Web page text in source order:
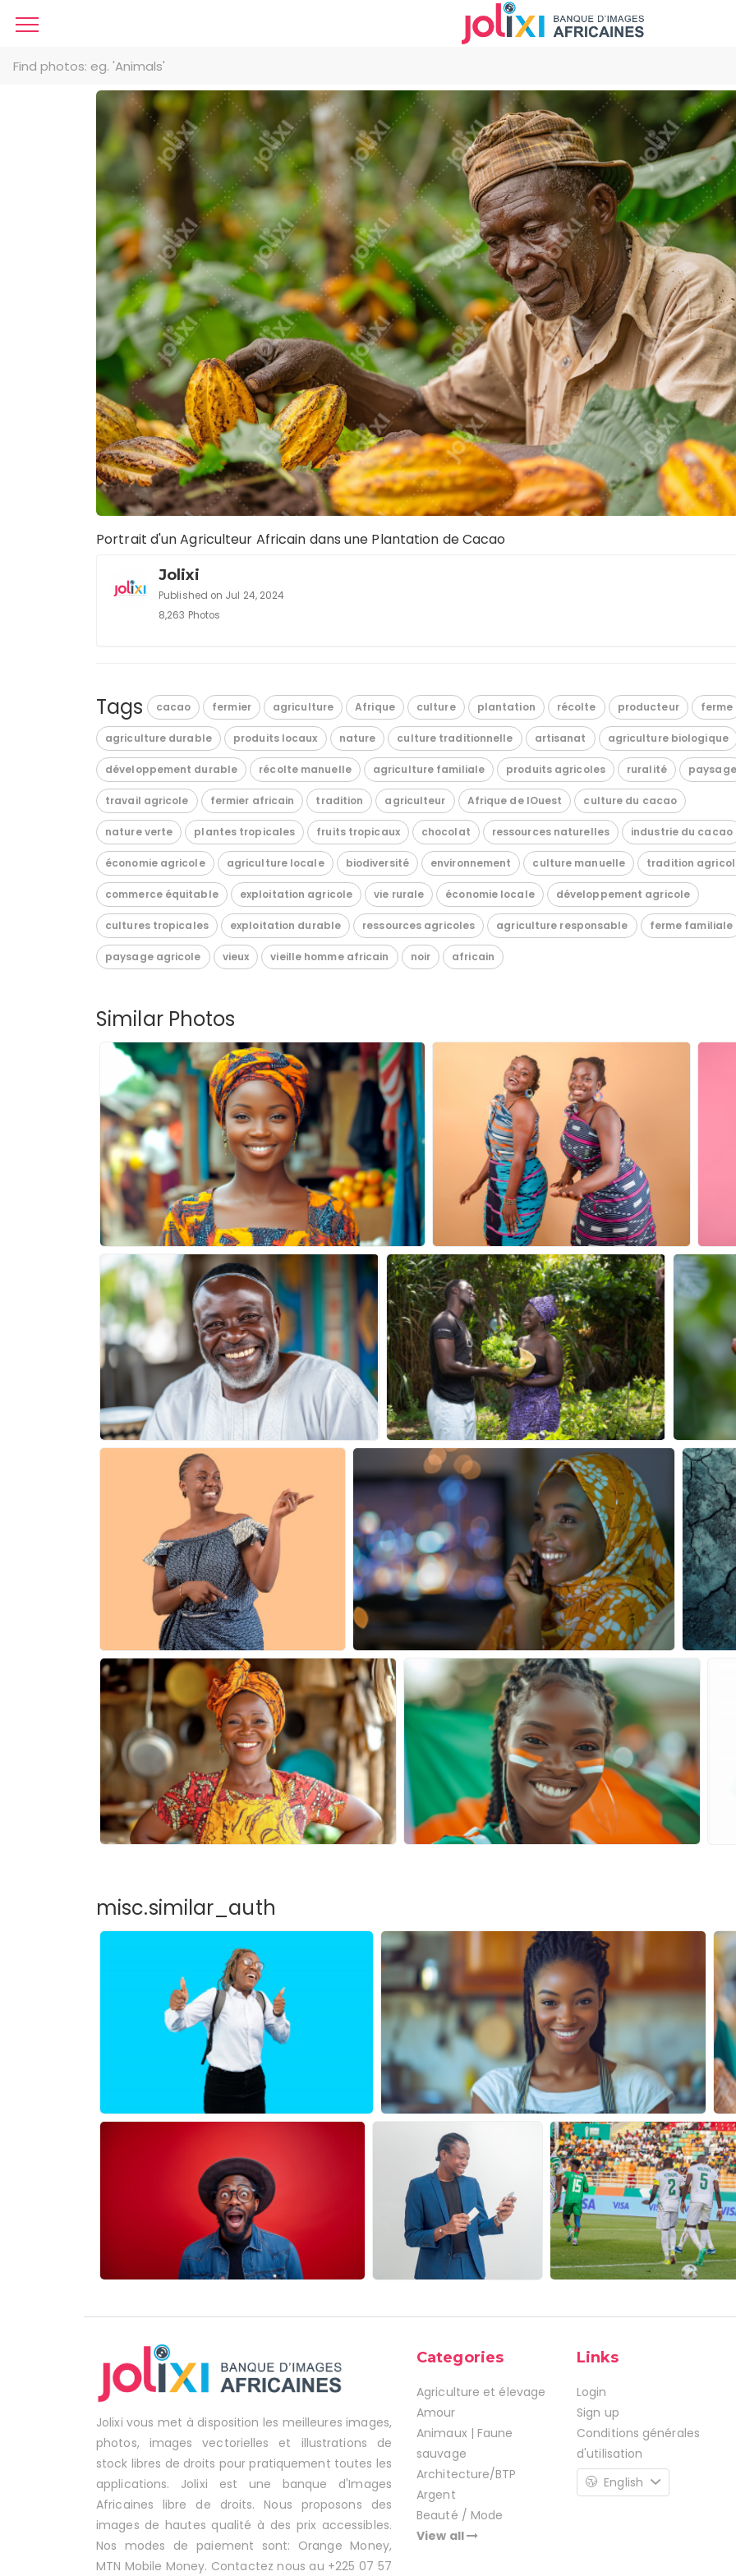
Portrait d'un Agriculteur Africain dans une Plantation de Cacao
Jolixi
Published on Jul 24, 2024
8,263 Photos
Tags cacao fermier agriculture Afrique culture plantation récolte producteur ferme
agriculture durable produits locaux nature culture traditionnelle artisanat agriculture biologique
développement durable récolte manuelle agriculture familiale produits agricoles ruralité paysage
travail agricole fermier africain tradition agriculteur Afrique de lOuest culture du cacao
nature verte plantes tropicales fruits tropicaux chocolat ressources naturelles industrie du cacao
économie agricole agriculture locale biodiversité environnement culture manuelle tradition
commerce équitable exploitation agricole vie rurale économie locale développement agricole
cultures tropicales exploitation durable ressources agricoles agriculture responsable ferme familiale
paysage agricole vieux vieille homme africain noir africain
Similar Photos
misc.similar_auth
Jolixi vous met à disposition les meilleures images,
photos, images vectorielles et illustrations de
stock libres de droits pour pratiquement toutes les
applications. Jolixi est une banque d'Images
Africaines libre de droits. Nous proposons des
images de hautes qualité à des prix accessibles.
Nos modes de paiement sont: Orange Money,
MTN Mobile Money. Contactez nous au +225 07 57
Categories
Agriculture et élevage
Amour
Animaux | Faune
sauvage
Architecture/BTP
Argent
Beauté / Mode
View all
Links
Login
Sign up
Conditions générales
d'utilisation
English